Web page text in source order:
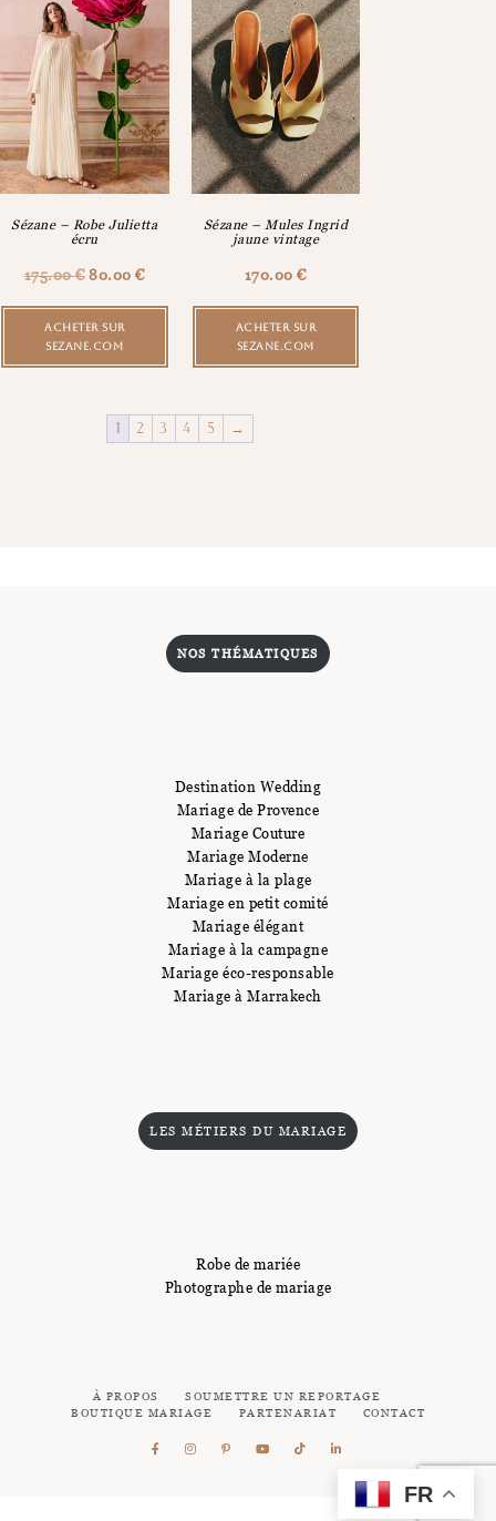
Sézane – Robe Julietta
écru
175.00€ 80.00€
ACHETER SUR
SEZANE.COM
Sézane – Mules Ingrid
jaune vintage
170.00€
ACHETER SUR
SEZANE.COM
1 2 3 4 5 →
NOS THÉMATIQUES
Destination Wedding
Mariage de Provence
Mariage Couture
Mariage Moderne
Mariage à la plage
Mariage en petit comité
Mariage élégant
Mariage à la campagne
Mariage éco-responsable
Mariage à Marrakech
LES MÉTIERS DU MARIAGE
Robe de mariée
Photographe de mariage
À PROPOS
SOUMETTRE UN REPORTAGE
BOUTIQUE MARIAGE
PARTENARIAT CONTACT
FR